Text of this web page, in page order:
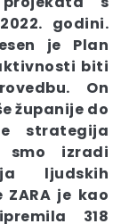
godini.
je Plan
biti
On
županije do
strategija
smo izradi
ljudskih
ZARA je kao
318